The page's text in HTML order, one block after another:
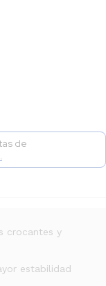
de
crocantes y
estabilidad